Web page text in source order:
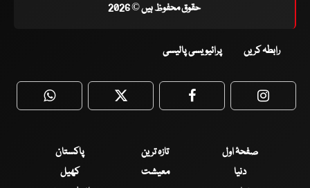
حقوق محفوظ ہیں © 2026
رابطہ کریں پرائیویسی پالیسی
WhatsApp Twitter Facebook
صفحۂ اول تازہ ترین
پاکستان
دنیا
معیشت
کھیل